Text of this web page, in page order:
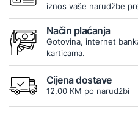
iznos vaše narudžbe
Način plaćanja
Gotovina, internet
karticama.
Cijena dostave
12,00 KM po narudžbi